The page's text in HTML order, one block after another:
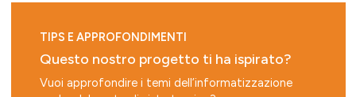
TIPS E APPROFONDIMENTI
Questo nostro progetto ti ha ispirato?
Vuoi approfondire i temi dell’informatizzazione